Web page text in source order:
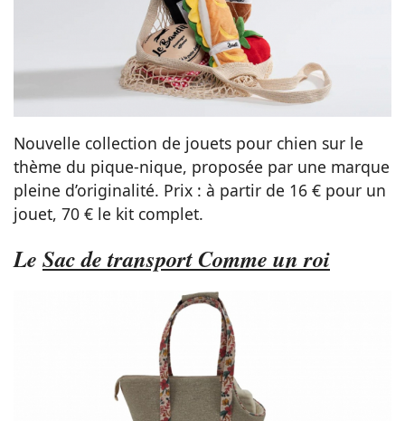
Nouvelle collection de jouets pour chien sur le
thème du pique-nique, proposée par une marque
pleine d’originalité. Prix : à partir de 16 € pour un
jouet, 70 € le kit complet.
Le Sac de transport Comme un roi